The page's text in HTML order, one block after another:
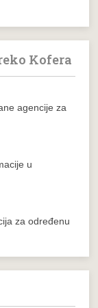
Kofera
agencije za
u
za određenu